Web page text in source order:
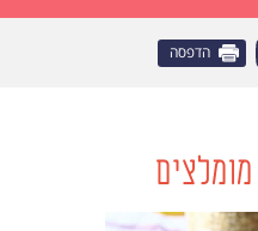
הדפסה